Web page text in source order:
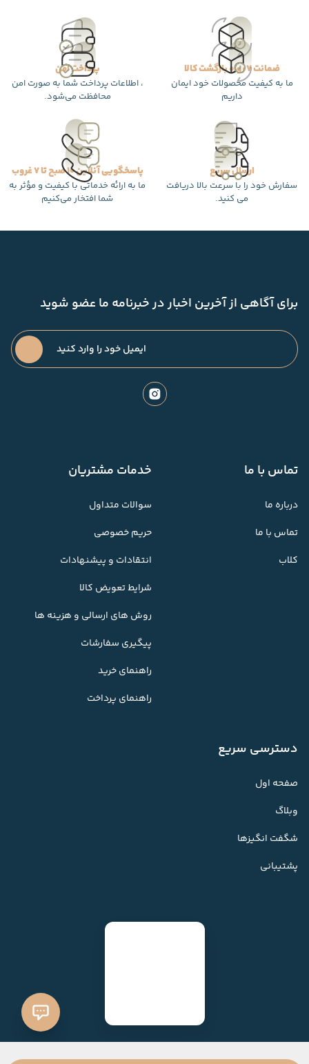
ضمانت 7 روزه بازگشت کالا
ما به کیفیت محصولات خود ایمان
داریم
پرداخت امن
، اطلاعات پرداخت شما به صورت امن
محافظت می‌شود.
ارسال سریع
سفارش خود را با سرعت بالا دریافت
می کنید.
پاسخگویی آنلاین 10 صبح تا 7 غروب
ما به ارائه خدماتی با کیفیت و مؤثر به
شما افتخار می‌کنیم
برای آگاهی از آخرین اخبار در خبرنامه ما عضو شوید
تماس با ما
درباره ما
تماس با ما
کلاب
خدمات مشتریان
سوالات متداول
حریم خصوصی
انتقادات و پیشنهادات
شرایط تعویض کالا
روش های ارسالی و هزینه ها
پیگیری سفارشات
راهنمای خرید
راهنمای پرداخت
دسترسی سریع
صفحه اول
وبلاگ
شگفت انگیزها
پشتیبانی